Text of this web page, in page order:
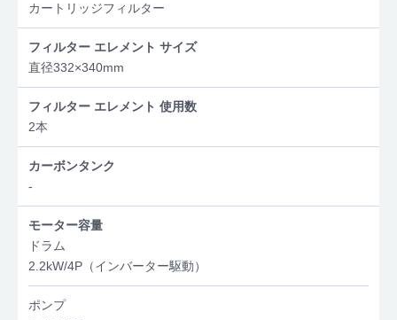
カートリッジフィルター
フィルター エレメント サイズ
直径332×340mm
フィルター エレメント 使用数
2本
カーボンタンク
-
モーター容量
ドラム
2.2kW/4P（インバーター駆動）
ポンプ